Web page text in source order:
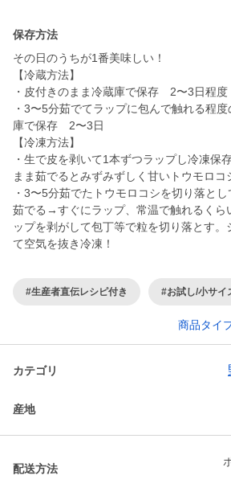
保存方法
その日のうちが1番美味しい！
【冷蔵方法】
・皮付きのまま冷蔵庫で保存 2〜3日程度
・3〜5分茹でてラップに包んで触れる程
庫で保存 2〜3日
【冷凍方法】
・生で皮を剥いて1本ずつラップし冷凍
まま茹でるとみずみずしく甘いトウモロコ
・3〜5分茹でたトウモロコシを切り落と
茹でる→すぐにラップ、常温で触れるくら
ップを剥がして包丁等で粒を切り落とす
て空気を抜き冷凍！
#生産者直伝レシピ付き #お試し/小サイ
商品タイ
カテゴリ
産地
配送方法